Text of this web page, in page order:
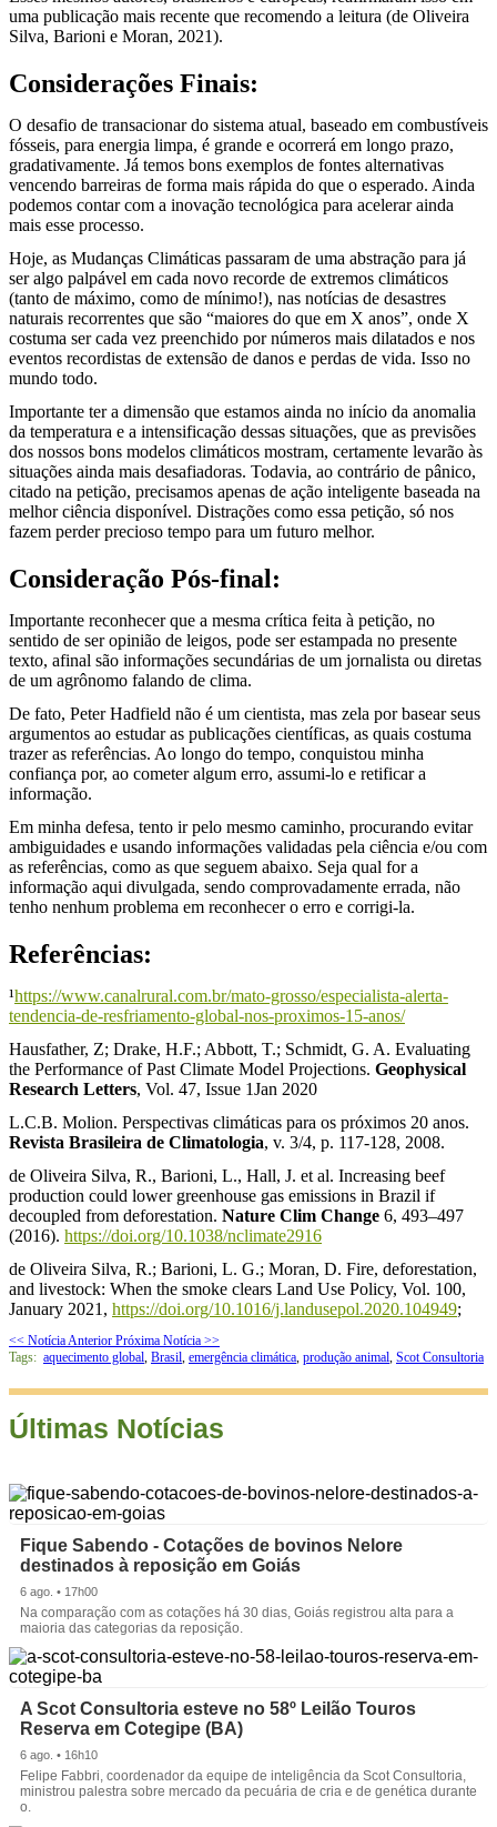
uma publicação mais recente que recomendo a leitura (de Oliveira
Silva, Barioni e Moran, 2021).
Considerações Finais:
O desafio de transacionar do sistema atual, baseado em combustíveis
fósseis, para energia limpa, é grande e ocorrerá em longo prazo,
gradativamente. Já temos bons exemplos de fontes alternativas
vencendo barreiras de forma mais rápida do que o esperado. Ainda
podemos contar com a inovação tecnológica para acelerar ainda
mais esse processo.
Hoje, as Mudanças Climáticas passaram de uma abstração para já
ser algo palpável em cada novo recorde de extremos climáticos
(tanto de máximo, como de mínimo!), nas notícias de desastres
naturais recorrentes que são “maiores do que em X anos”, onde X
costuma ser cada vez preenchido por números mais dilatados e nos
eventos recordistas de extensão de danos e perdas de vida. Isso no
mundo todo.
Importante ter a dimensão que estamos ainda no início da anomalia
da temperatura e a intensificação dessas situações, que as previsões
dos nossos bons modelos climáticos mostram, certamente levarão às
situações ainda mais desafiadoras. Todavia, ao contrário de pânico,
citado na petição, precisamos apenas de ação inteligente baseada na
melhor ciência disponível. Distrações como essa petição, só nos
fazem perder precioso tempo para um futuro melhor.
Consideração Pós-final:
Importante reconhecer que a mesma crítica feita à petição, no
sentido de ser opinião de leigos, pode ser estampada no presente
texto, afinal são informações secundárias de um jornalista ou diretas
de um agrônomo falando de clima.
De fato, Peter Hadfield não é um cientista, mas zela por basear seus
argumentos ao estudar as publicações científicas, as quais costuma
trazer as referências. Ao longo do tempo, conquistou minha
confiança por, ao cometer algum erro, assumi-lo e retificar a
informação.
Em minha defesa, tento ir pelo mesmo caminho, procurando evitar
ambiguidades e usando informações validadas pela ciência e/ou com
as referências, como as que seguem abaixo. Seja qual for a
informação aqui divulgada, sendo comprovadamente errada, não
tenho nenhum problema em reconhecer o erro e corrigi-la.
Referências:
¹https://www.canalrural.com.br/mato-grosso/especialista-alerta-
tendencia-de-resfriamento-global-nos-proximos-15-anos/
Hausfather, Z; Drake, H.F.; Abbott, T.; Schmidt, G. A. Evaluating
the Performance of Past Climate Model Projections. Geophysical
Research Letters, Vol. 47, Issue 1Jan 2020
L.C.B. Molion. Perspectivas climáticas para os próximos 20 anos.
Revista Brasileira de Climatologia, v. 3/4, p. 117-128, 2008.
de Oliveira Silva, R., Barioni, L., Hall, J. et al. Increasing beef
production could lower greenhouse gas emissions in Brazil if
decoupled from deforestation. Nature Clim Change 6, 493–497
(2016). https://doi.org/10.1038/nclimate2916
de Oliveira Silva, R.; Barioni, L. G.; Moran, D. Fire, deforestation,
and livestock: When the smoke clears Land Use Policy, Vol. 100,
January 2021, https://doi.org/10.1016/j.landusepol.2020.104949;
<< Notícia Anterior Próxima Notícia >>
Tags: aquecimento global, Brasil, emergência climática, produção animal, Scot Consultoria
Últimas Notícias
Fique Sabendo - Cotações de bovinos Nelore
destinados à reposição em Goiás
6 ago. • 17h00
Na comparação com as cotações há 30 dias, Goiás registrou alta para a
maioria das categorias da reposição.
A Scot Consultoria esteve no 58º Leilão Touros
Reserva em Cotegipe (BA)
6 ago. • 16h10
Felipe Fabbri, coordenador da equipe de inteligência da Scot Consultoria,
ministrou palestra sobre mercado da pecuária de cria e de genética durante
o.